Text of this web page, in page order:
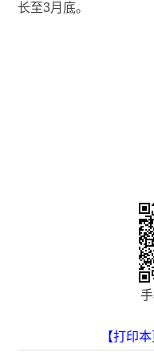
长至3月底。
【打印本